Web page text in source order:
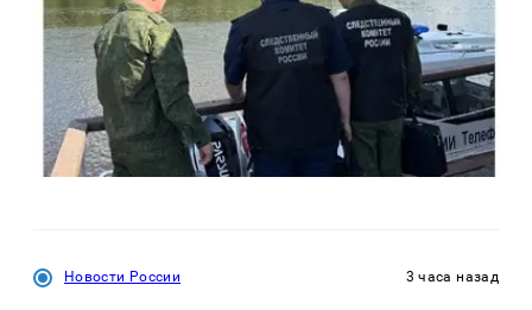
Новости России 3 часа назад